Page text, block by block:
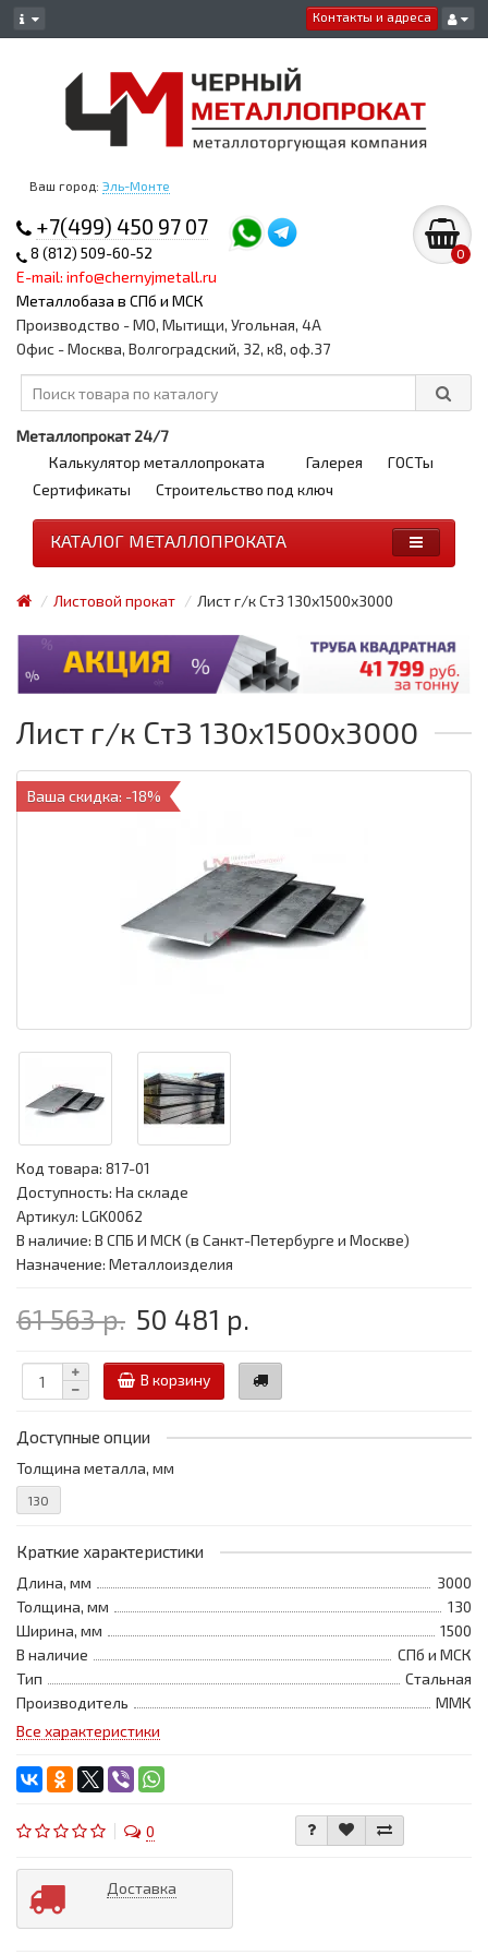
Контакты и адреса
Ваш город: Эль-Монте
+7(499) 450 97 07
8 (812) 509-60-52
E-mail: info@chernyjmetall.ru
Металлобаза в СПб и МСК
0
Производство - МО, Мытищи, Угольная, 4А
Офис - Москва, Волгоградский, 32, к8, оф.37
Металлопрокат 24/7
Калькулятор металлопроката
Галерея
ГОСТы
Сертификаты
Строительство под ключ
КАТАЛОГ МЕТАЛЛОПРОКАТА
Листовой прокат Лист г/к Ст3 130x1500x3000
Лист г/к Ст3 130x1500x3000
Ваша скидка: -18%
Код товара: 817-01
Доступность: На складе
Артикул: LGK0062
В наличие: В СПБ И МСК (в Санкт-Петербурге и Москве)
Назначение: Металлоизделия
61 563 р. 50 481 р.
В корзину
Доступные опции
Толщина металла, мм
130
Краткие характеристики
Длина, мм
3000
Толщина, мм
130
Ширина, мм
1500
В наличие
СПб и МСК
Тип
Стальная
Производитель
ММК
Все характеристики
0
Доставка